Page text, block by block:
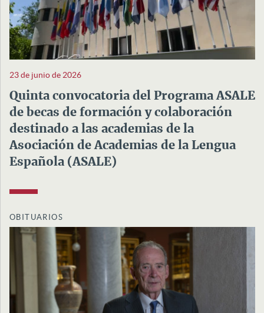
23 de junio de 2026
Quinta convocatoria del Programa ASALE
de becas de formación y colaboración
destinado a las academias de la
Asociación de Academias de la Lengua
Española (ASALE)
OBITUARIOS